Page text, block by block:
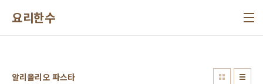
요리한수
알리올리오 파스타